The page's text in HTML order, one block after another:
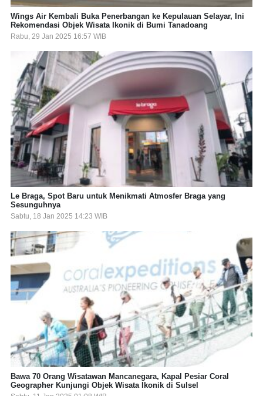
Wings Air Kembali Buka Penerbangan ke Kepulauan Selayar, Ini
Rekomendasi Objek Wisata Ikonik di Bumi Tanadoang
Rabu, 29 Jan 2025 16:57 WIB
Le Braga, Spot Baru untuk Menikmati Atmosfer Braga yang
Sesunguhnya
Sabtu, 18 Jan 2025 14:23 WIB
Bawa 70 Orang Wisatawan Mancanegara, Kapal Pesiar Coral
Geographer Kunjungi Objek Wisata Ikonik di Sulsel